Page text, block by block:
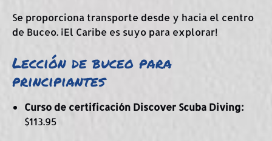
Se proporciona transporte desde y hacia el centro
de Buceo. ¡El Caribe es suyo para explorar!
Lección de buceo para
principiantes
Curso de certificación Discover Scuba Diving:
$113.95